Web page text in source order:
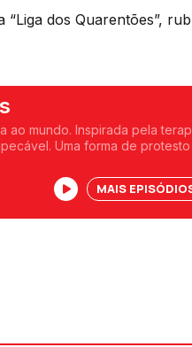
“Liga dos Quarentões”,
ao mundo. Inspirada pela
MAIS